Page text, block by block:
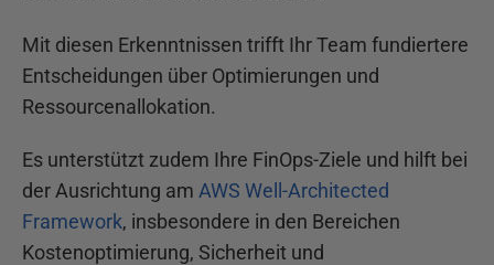
Mit diesen Erkenntnissen trifft Ihr Team fundiertere
Entscheidungen über Optimierungen und
Ressourcenallokation.
Es unterstützt zudem Ihre FinOps-Ziele und hilft bei
der Ausrichtung am AWS Well-Architected
Framework, insbesondere in den Bereichen
Kostenoptimierung, Sicherheit und